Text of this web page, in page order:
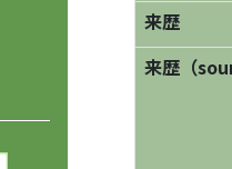
来歴
来歴（